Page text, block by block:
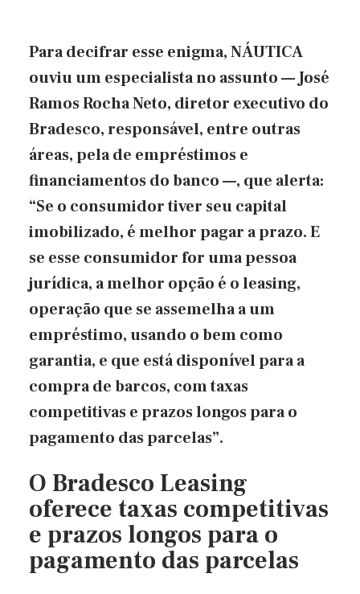
Para decifrar esse enigma, NÁUTICA
ouviu um especialista no assunto — José
Ramos Rocha Neto, diretor executivo do
Bradesco, responsável, entre outras
áreas, pela de empréstimos e
financiamentos do banco —, que alerta:
“Se o consumidor tiver seu capital
imobilizado, é melhor pagar a prazo. E
se esse consumidor for uma pessoa
jurídica, a melhor opção é o leasing,
operação que se assemelha a um
empréstimo, usando o bem como
garantia, e que está disponível para a
compra de barcos, com taxas
competitivas e prazos longos para o
pagamento das parcelas”.
O Bradesco Leasing
oferece taxas competitivas
e prazos longos para o
pagamento das parcelas